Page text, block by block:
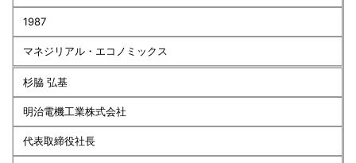
1987
マネジリアル・エコノミックス
杉脇 弘基
明治電機工業株式会社
代表取締役社長